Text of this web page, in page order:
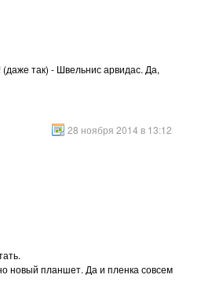
так) - Швельнис арвидас. Да,
28 ноября 2014 в 13:12
новый планшет. Да и пленка совсем